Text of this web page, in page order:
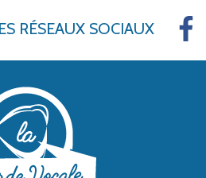
RÉSEAUX SOCIAUX